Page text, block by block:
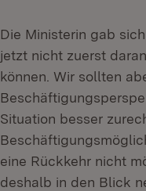
Die Ministerin gab
jetzt nicht zuerst
können. Wir sollten
Situation besser
eine Rückkehr nicht
deshalb in den Blick